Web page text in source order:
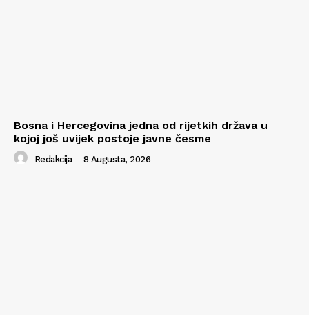
Bosna i Hercegovina jedna od rijetkih država u
kojoj još uvijek postoje javne česme
Redakcija - 8 Augusta, 2026